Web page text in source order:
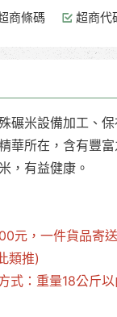
商條碼 超商代
碾米設備加工、
華所在，含有豐
，有益健康。
元，一件貨品寄
類推)
式：重量18公斤